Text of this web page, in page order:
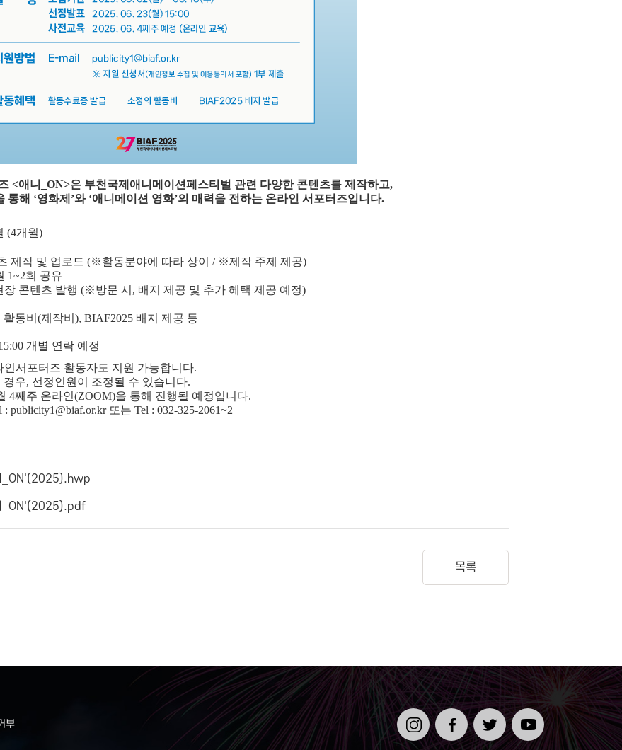
<애니 _ON>은 부천국제애니메이션페스티벌 관련 다양한 콘텐츠를 제작하고,
통해 ‘영화제 ’와 ‘애니메이션 영화’의 매력을 전하는 온라인 서포터즈입니다.
(4개월)
제작 및 업로드 (※활동분야에 따라 상이 / ※제작 주제 제공)
1~2회 공유
장 콘텐츠 발행 (※방문 시 , 배지 제공 및 추가 혜택 제공 예정)
동비 (제작비 ), BIAF2025 배지 제공 등
개별 연락 예정
인서포터즈 활동자도 지원 가능합니다.
우, 선정인원이 조정될 수 있습니다.
4째주 온라인(ZOOM)을 통해 진행될 예정입니다.
: publicity1@biaf.or.kr 또는 Tel : 032-325-2061~2
_ON'(2025).hwp
_ON'(2025).pdf
목록
부
인스타
그램
페이스
북
트위터 유튜브